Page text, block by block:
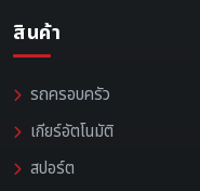
สินค้า
รถครอบครัว
เกียร์อัตโนมัติ
สปอร์ต